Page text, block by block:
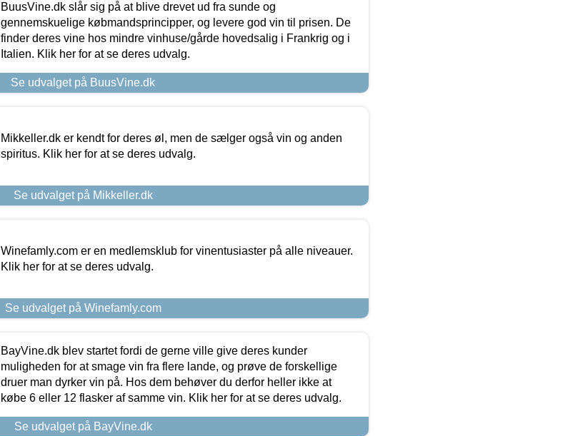
BuusVine.dk slår sig på at blive drevet ud fra sunde og
gennemskuelige købmandsprincipper, og levere god vin til prisen. De
finder deres vine hos mindre vinhuse/gårde hovedsalig i Frankrig og i
Italien. Klik her for at se deres udvalg.
Se udvalget på BuusVine.dk
Mikkeller.dk er kendt for deres øl, men de sælger også vin og anden
spiritus. Klik her for at se deres udvalg.
Se udvalget på Mikkeller.dk
Winefamly.com er en medlemsklub for vinentusiaster på alle niveauer.
Klik her for at se deres udvalg.
Se udvalget på Winefamly.com
BayVine.dk blev startet fordi de gerne ville give deres kunder
muligheden for at smage vin fra flere lande, og prøve de forskellige
druer man dyrker vin på. Hos dem behøver du derfor heller ikke at
købe 6 eller 12 flasker af samme vin. Klik her for at se deres udvalg.
Se udvalget på BayVine.dk